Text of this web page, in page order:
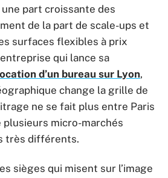
part croissante des
de la part de scale-ups et
surfaces flexibles à prix
qui lance sa
d’un bureau sur Lyon,
change la grille de
ne se fait plus entre Paris
plusieurs micro-marchés
très différents.
sièges qui misent sur l’image